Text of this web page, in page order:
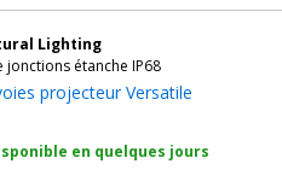
Lighting
jonctions étanche IP68
projecteur Versatile
en quelques jours